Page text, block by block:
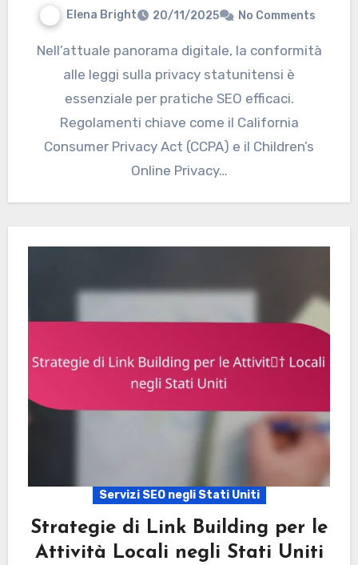
Elena Bright 20/11/2025 No Comments
Nell’attuale panorama digitale, la conformità
alle leggi sulla privacy statunitensi è
essenziale per pratiche SEO efficaci.
Regolamenti chiave come il California
Consumer Privacy Act (CCPA) e il Children’s
Online Privacy…
Servizi SEO negli Stati Uniti
Strategie di Link Building per le
Attività Locali negli Stati Uniti